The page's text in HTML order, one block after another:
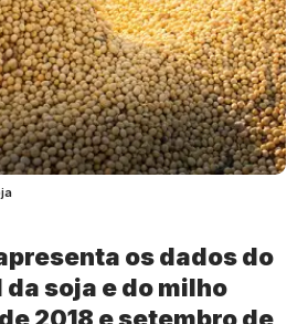
os dados do
soja e do milho